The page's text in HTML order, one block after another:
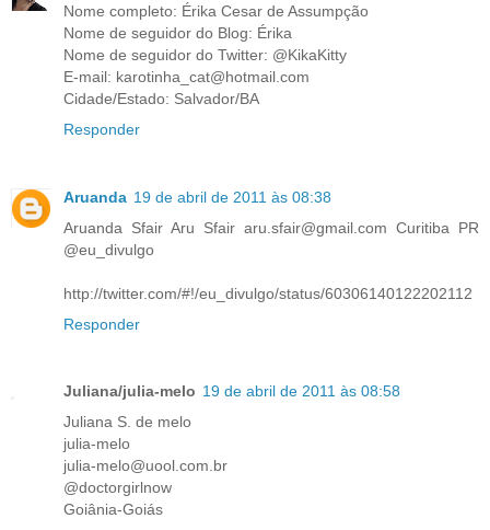
Nome completo: Érika Cesar de Assumpção
Nome de seguidor do Blog: Érika
Nome de seguidor do Twitter: @KikaKitty
E-mail: karotinha_cat@hotmail.com
Cidade/Estado: Salvador/BA
Responder
Aruanda 19 de abril de 2011 às 08:38
Aruanda Sfair Aru Sfair aru.sfair@gmail.com Curitiba PR
@eu_divulgo
http://twitter.com/#!/eu_divulgo/status/60306140122202112
Responder
Juliana/julia-melo 19 de abril de 2011 às 08:58
Juliana S. de melo
julia-melo
julia-melo@uool.com.br
@doctorgirlnow
Goiânia-Goiás